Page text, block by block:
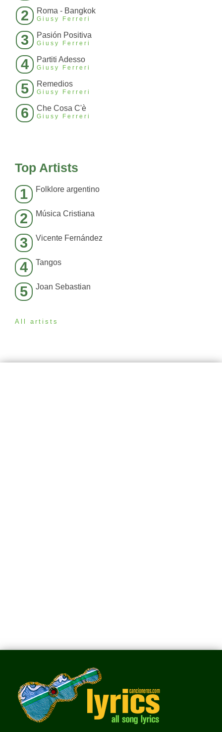
2 Roma - Bangkok
Giusy Ferreri
3 Pasión Positiva
Giusy Ferreri
4 Partiti Adesso
Giusy Ferreri
5 Remedios
Giusy Ferreri
6 Che Cosa C'è
Giusy Ferreri
Top Artists
1 Folklore argentino
2 Música Cristiana
3 Vicente Fernández
4 Tangos
5 Joan Sebastian
All artists